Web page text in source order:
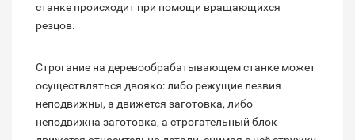
станке происходит при помощи вращающихся
резцов.
Строгание на деревообрабатывающем станке может
осуществляться двояко: либо режущие лезвия
неподвижны, а движется заготовка, либо
неподвижна заготовка, а строгательный блок